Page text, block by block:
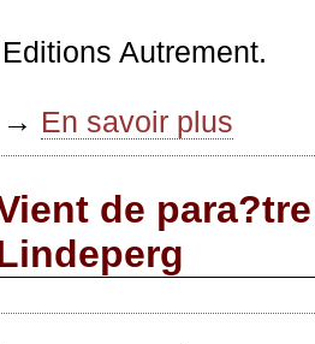
Editions Autrement.
→ En savoir plus
de